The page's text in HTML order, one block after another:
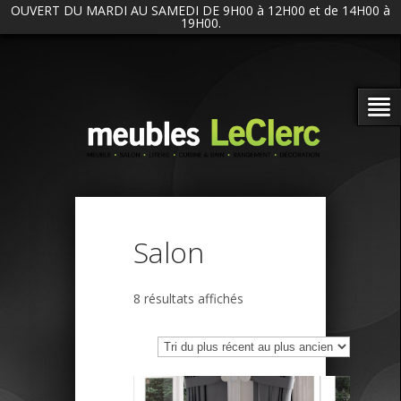
OUVERT DU MARDI AU SAMEDI DE 9H00 à 12H00 et de 14H00 à
19H00.
Salon
8 résultats affichés
plus
récent
au